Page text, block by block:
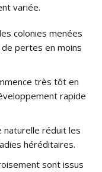
variée.
colonies menées
pertes en moins
très tôt en
rapide
naturelle réduit les
héréditaires.
sont issus